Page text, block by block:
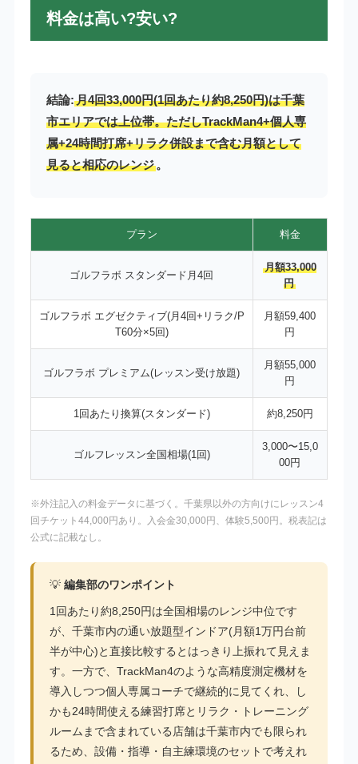
料金は高い?安い?
結論:月4回33,000円(1回あたり約8,250円)は千葉
市エリアでは上位帯。ただしTrackMan4+個人専
属+24時間打席+リラク併設まで含む月額として
見ると相応のレンジ。
プラン 料金
ゴルフラボ スタンダード月4回
月額33,000
円
ゴルフラボ エグゼクティブ(月4回+リラク/P
T60分×5回)
月額59,400
円
ゴルフラボ プレミアム(レッスン受け放題)
月額55,000
円
1回あたり換算(スタンダード) 約8,250円
ゴルフレッスン全国相場(1回)
3,000〜15,0
00円
※外注記入の料金データに基づく。千葉県以外の方向けにレッスン4
回チケット44,000円あり。入会金30,000円、体験5,500円。税表記は
公式に記載なし。
💡 編集部のワンポイント
1回あたり約8,250円は全国相場のレンジ中位です
が、千葉市内の通い放題型インドア(月額1万円台前
半が中心)と直接比較するとはっきり上振れて見えま
す。一方で、TrackMan4のような高精度測定機材を
導入しつつ個人専属コーチで継続的に見てくれ、し
かも24時間使える練習打席とリラク・トレーニング
ルームまで含まれている店舗は千葉市内でも限られ
るため、設備・指導・自主練環境のセットで考えれ